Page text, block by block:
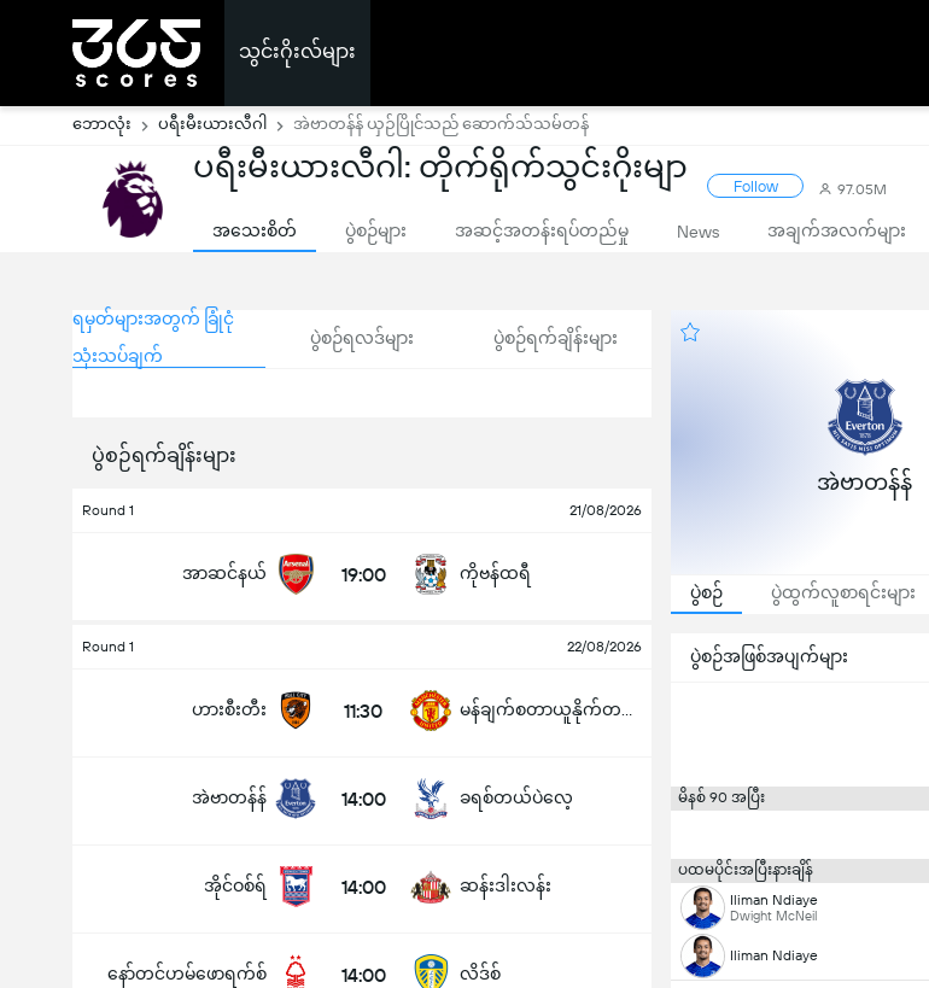
သွင်းဂိုးလ်များ
ဘောလုံး ပရီးမီးယားလီဂါ အဲဗာတန်န် ယှဉ်ပြိုင်သည် ဆောက်သ်သမ်တန်
ပရီးမီးယားလီဂါ: တိုက်ရိုက်သွင်းဂိုးမျာ
Follow 97.05M
အသေးစိတ် ပွဲစဉ်များ အဆင့်အတန်းရပ်တည်မှု News အချက်အလက်များ
ရမှတ်များအတွက် ခြုံငုံ
သုံးသပ်ချက်
ပွဲစဉ်ရလဒ်များ ပွဲစဉ်ရက်ချိန်းများ
ပွဲစဉ်ရက်ချိန်းများ
Round 1 21/08/2026
အာဆင်နယ် 19:00 ကိုဗန်ထရီ
Round 1 22/08/2026
ဟားစီးတီး 11:30
အဲဗာတန်န် 14:00 ခရစ်တယ်ပဲလေ့
အိုင်ဝစ်ရ် 14:00 ဆန်းဒါးလန်း
နော်တင်ဟမ်ဖောရက်စ် 14:00 လိဒ်စ်
အဲဗာတန်န်
ပွဲစဉ် ပွဲထွက်လူစာရင်းများ
ပွဲစဉ်အဖြစ်အပျက်များ
မိနစ် 90 အပြီး
ပထမပိုင်းအပြီးနားချိန်
Iliman Ndiaye
Dwight McNeil
Iliman Ndiaye